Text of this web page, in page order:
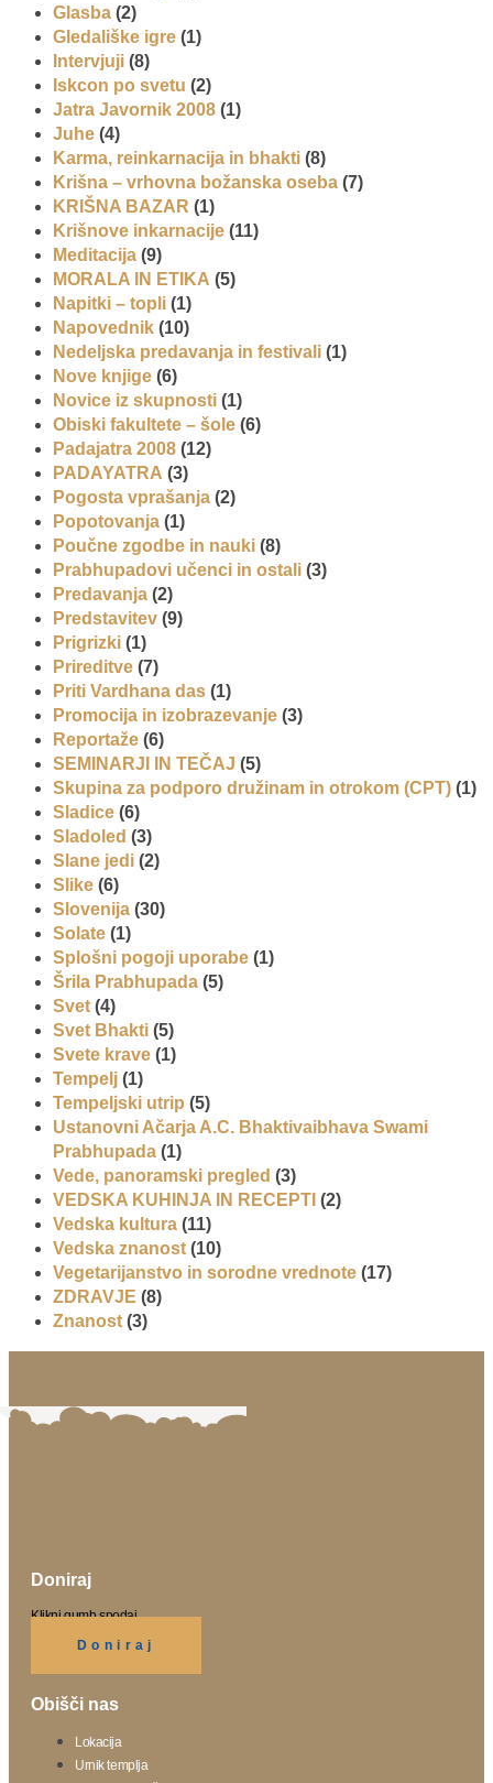
Glasba (2)
Gledališke igre (1)
Intervjuji (8)
Iskcon po svetu (2)
Jatra Javornik 2008 (1)
Juhe (4)
Karma, reinkarnacija in bhakti (8)
Krišna – vrhovna božanska oseba (7)
KRIŠNA BAZAR (1)
Krišnove inkarnacije (11)
Meditacija (9)
MORALA IN ETIKA (5)
Napitki – topli (1)
Napovednik (10)
Nedeljska predavanja in festivali (1)
Nove knjige (6)
Novice iz skupnosti (1)
Obiski fakultete – šole (6)
Padajatra 2008 (12)
PADAYATRA (3)
Pogosta vprašanja (2)
Popotovanja (1)
Poučne zgodbe in nauki (8)
Prabhupadovi učenci in ostali (3)
Predavanja (2)
Predstavitev (9)
Prigrizki (1)
Prireditve (7)
Priti Vardhana das (1)
Promocija in izobrazevanje (3)
Reportaže (6)
SEMINARJI IN TEČAJ (5)
Skupina za podporo družinam in otrokom (CPT) (1)
Sladice (6)
Sladoled (3)
Slane jedi (2)
Slike (6)
Slovenija (30)
Solate (1)
Splošni pogoji uporabe (1)
Šrila Prabhupada (5)
Svet (4)
Svet Bhakti (5)
Svete krave (1)
Tempelj (1)
Tempeljski utrip (5)
Ustanovni Ačarja A.C. Bhaktivaibhava Swami
Prabhupada (1)
Vede, panoramski pregled (3)
VEDSKA KUHINJA IN RECEPTI (2)
Vedska kultura (11)
Vedska znanost (10)
Vegetarijanstvo in sorodne vrednote (17)
ZDRAVJE (8)
Znanost (3)
Doniraj
Klikni gumb spodaj.
Doniraj
Obišči nas
Lokacija
Urnik templja